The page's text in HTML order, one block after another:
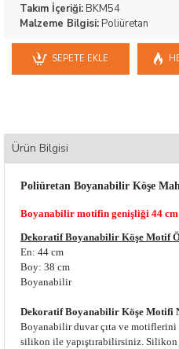
Takım İçeriği: BKM54
Malzeme Bilgisi: Poliüretan
SEPETE EKLE
Ürün Bilgisi
Poliüretan Boyanabilir Köşe
Boyanabilir motifin genişliği 44
Dekoratif Boyanabilir Köşe Motif
En: 44 cm
Boy: 38 cm
Boyanabilir
Dekoratif Boyanabilir Köşe Motifi
Boyanabilir duvar çıta ve motiflerini
silikon ile yapıştırabilirsiniz.